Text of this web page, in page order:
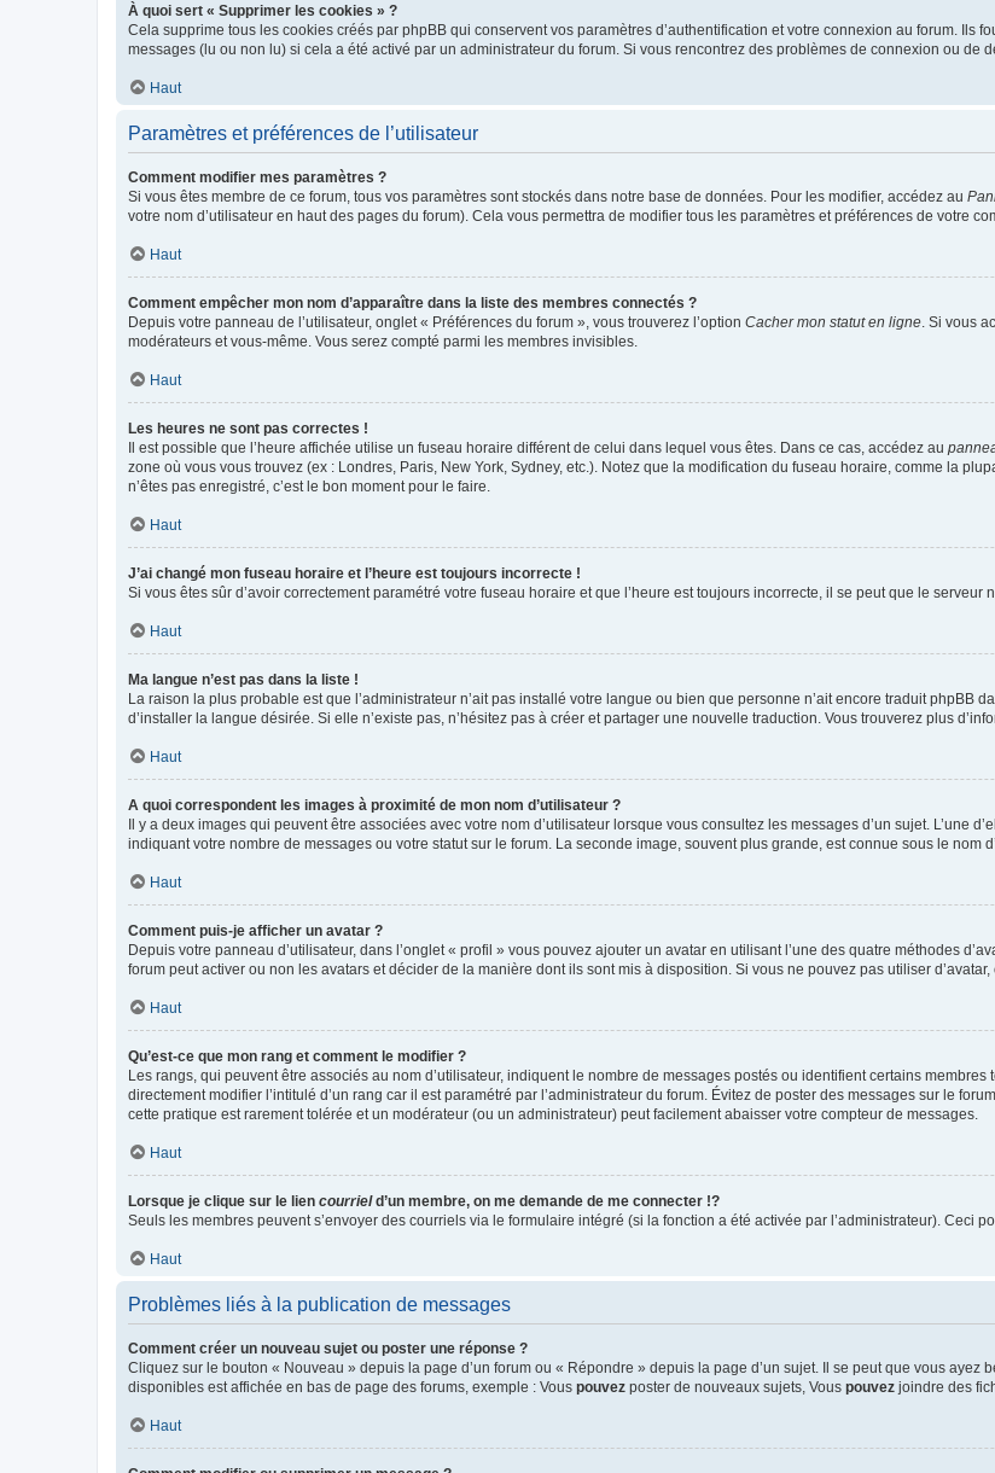
À quoi sert « Supprimer les cookies » ?
Cela supprime tous les cookies créés par phpBB qui conservent vos paramètres d’authentification et votre connexion au forum. Ils
messages (lu ou non lu) si cela a été activé par un administrateur du forum. Si vous rencontrez des problèmes de connexion ou de
Haut
Paramètres et préférences de l’utilisateur
Comment modifier mes paramètres ?
Si vous êtes membre de ce forum, tous vos paramètres sont stockés dans notre base de données. Pour les modifier, accédez au
votre nom d’utilisateur en haut des pages du forum). Cela vous permettra de modifier tous les paramètres et préférences de votre
Haut
Comment empêcher mon nom d’apparaître dans la liste des membres connectés ?
Depuis votre panneau de l’utilisateur, onglet « Préférences du forum », vous trouverez l’option Cacher mon statut en ligne . Si vous
modérateurs et vous-même. Vous serez compté parmi les membres invisibles.
Haut
Les heures ne sont pas correctes !
Il est possible que l’heure affichée utilise un fuseau horaire différent de celui dans lequel vous êtes. Dans ce cas, accédez au
zone où vous vous trouvez (ex : Londres, Paris, New York, Sydney, etc.). Notez que la modification du fuseau horaire, comme la
n’êtes pas enregistré, c’est le bon moment pour le faire.
Haut
J’ai changé mon fuseau horaire et l’heure est toujours incorrecte !
Si vous êtes sûr d’avoir correctement paramétré votre fuseau horaire et que l’heure est toujours incorrecte, il se peut que le serveur
Haut
Ma langue n’est pas dans la liste !
La raison la plus probable est que l’administrateur n’ait pas installé votre langue ou bien que personne n’ait encore traduit phpBB
d’installer la langue désirée. Si elle n’existe pas, n’hésitez pas à créer et partager une nouvelle traduction. Vous trouverez plus
Haut
A quoi correspondent les images à proximité de mon nom d’utilisateur ?
Il y a deux images qui peuvent être associées avec votre nom d’utilisateur lorsque vous consultez les messages d’un sujet. L’une
indiquant votre nombre de messages ou votre statut sur le forum. La seconde image, souvent plus grande, est connue sous le nom
Haut
Comment puis-je afficher un avatar ?
Depuis votre panneau d’utilisateur, dans l’onglet « profil » vous pouvez ajouter un avatar en utilisant l’une des quatre méthodes
forum peut activer ou non les avatars et décider de la manière dont ils sont mis à disposition. Si vous ne pouvez pas utiliser
Haut
Qu’est-ce que mon rang et comment le modifier ?
Les rangs, qui peuvent être associés au nom d’utilisateur, indiquent le nombre de messages postés ou identifient certains
directement modifier l’intitulé d’un rang car il est paramétré par l’administrateur du forum. Évitez de poster des messages sur le
cette pratique est rarement tolérée et un modérateur (ou un administrateur) peut facilement abaisser votre compteur de messages.
Haut
Lorsque je clique sur le lien courrield’un membre, on me demande de me connecter !?
Seuls les membres peuvent s’envoyer des courriels via le formulaire intégré (si la fonction a été activée par l’administrateur). Ceci
Haut
Problèmes liés à la publication de messages
Comment créer un nouveau sujet ou poster une réponse ?
Cliquez sur le bouton « Nouveau » depuis la page d’un forum ou « Répondre » depuis la page d’un sujet. Il se peut que vous ayez
disponibles est affichée en bas de page des forums, exemple : Vous pouvez poster de nouveaux sujets, Vous pouvez joindre des
Haut